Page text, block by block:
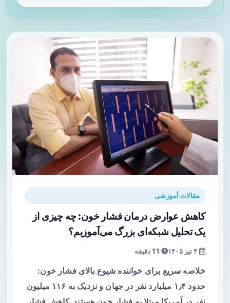
مقالات آموزشی
کاهش عوارض درمان فشار خون: چه چیزی از
یک تحلیل شبکه‌ای بزرگ می‌آموزیم؟
خلاصه سریع برای خواننده شیوع بالای فشار خون:
حدود ۱٫۴ میلیارد نفر در جهان و نزدیک به ۱۱۶ میلیون